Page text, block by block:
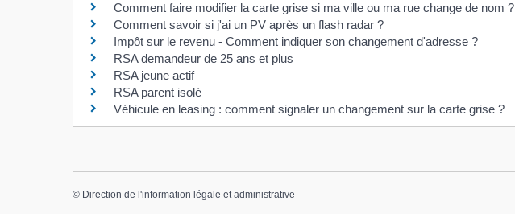
Comment faire modifier la carte grise si ma ville ou ma rue change de nom ?
Comment savoir si j'ai un PV après un flash radar ?
Impôt sur le revenu - Comment indiquer son changement d'adresse ?
RSA demandeur de 25 ans et plus
RSA jeune actif
RSA parent isolé
Véhicule en leasing : comment signaler un changement sur la carte grise ?
© Direction de l'information légale et administrative